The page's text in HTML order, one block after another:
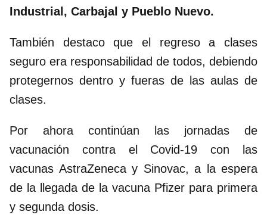
Industrial, Carbajal y Pueblo Nuevo.
También destaco que el regreso a clases
seguro era responsabilidad de todos, debiendo
protegernos dentro y fueras de las aulas de
clases.
Por ahora continúan las jornadas de
vacunación contra el Covid-19 con las
vacunas AstraZeneca y Sinovac, a la espera
de la llegada de la vacuna Pfizer para primera
y segunda dosis.